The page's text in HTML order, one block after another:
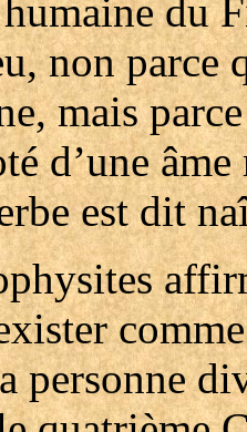
du
non parce
mais
d’une
est dit
personne